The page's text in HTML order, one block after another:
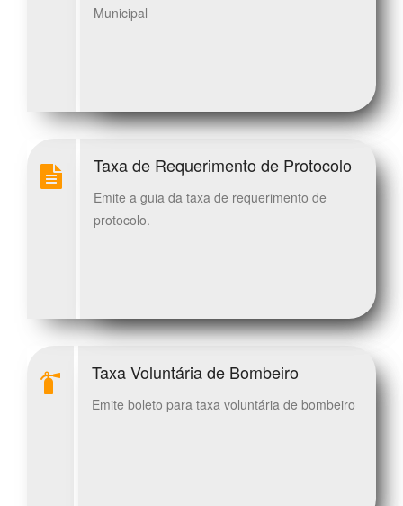
Municipal
Taxa de Requerimento de Protocolo
Emite a guia da taxa de requerimento de
protocolo.
Taxa Voluntária de Bombeiro
Emite boleto para taxa voluntária de bombeiro